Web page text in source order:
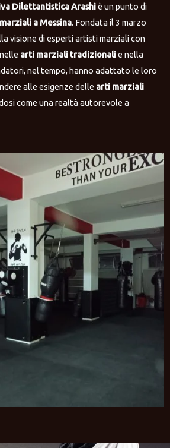
Dilettantistica Arashiè un punto di
a Messina. Fondata il 3 marzo
visione di esperti artisti marziali con
arti marziali tradizionalie nella
nel tempo, hanno adattato le loro
alle esigenze delle arti marziali
come una realtà autorevole a